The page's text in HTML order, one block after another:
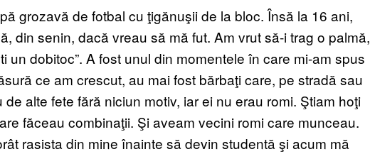
grozavă de fotbal cu ţigănuşii de la bloc. Însă la 16 ani,
din senin, dacă vreau să mă fut. Am vrut să-i trag o palmă,
un dobitoc”. A fost unul din momentele în care mi-am spus
ce am crescut, au mai fost bărbaţi care, pe stradă sau
alte fete fără niciun motiv, iar ei nu erau romi. Ştiam hoţi
făceau combinaţii. Şi aveam vecini romi care munceau.
rasista din mine înainte să devin studentă şi acum mă